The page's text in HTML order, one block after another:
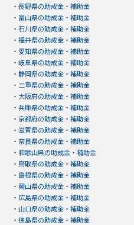
・ 長野県の助成金・補助金
・ 富山県の助成金・補助金
・ 石川県の助成金・補助金
・ 福井県の助成金・補助金
・ 愛知県の助成金・補助金
・ 岐阜県の助成金・補助金
・ 静岡県の助成金・補助金
・ 三重県の助成金・補助金
・ 大阪府の助成金・補助金
・ 兵庫県の助成金・補助金
・ 京都府の助成金・補助金
・ 滋賀県の助成金・補助金
・ 奈良県の助成金・補助金
・ 和歌山県の助成金・補助金
・ 鳥取県の助成金・補助金
・ 島根県の助成金・補助金
・ 岡山県の助成金・補助金
・ 広島県の助成金・補助金
・ 山口県の助成金・補助金
・ 徳島県の助成金・補助金